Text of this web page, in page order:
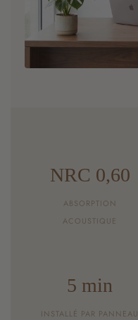
NRC 0,60
ABSORPTION
ACOUSTIQUE
5 min
INSTALLÉ PAR PANNEAU